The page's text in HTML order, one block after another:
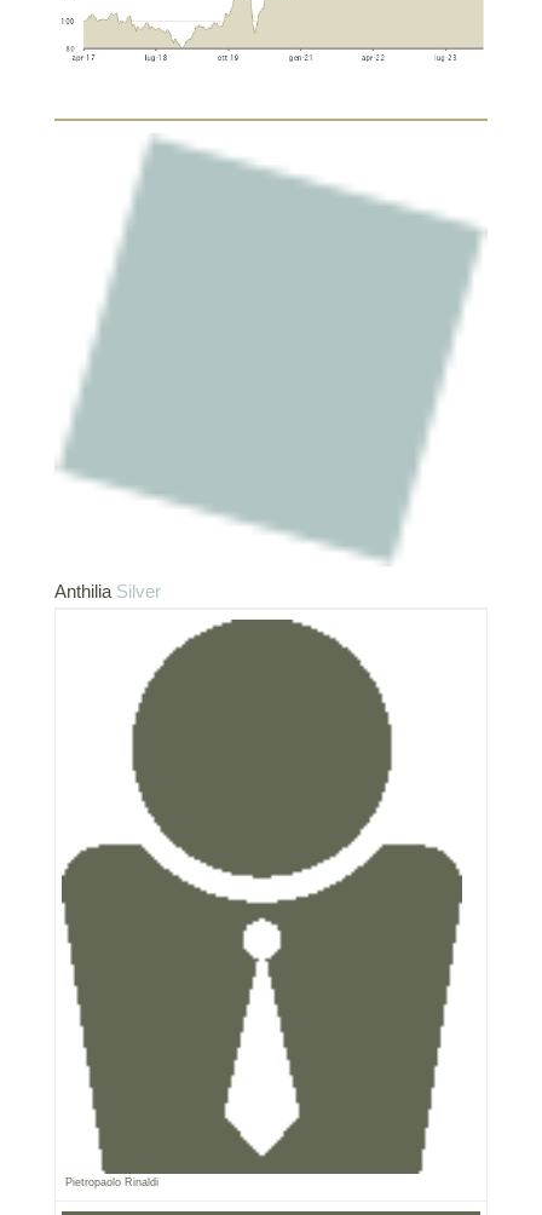
Anthilia Silver
Pietropaolo Rinaldi